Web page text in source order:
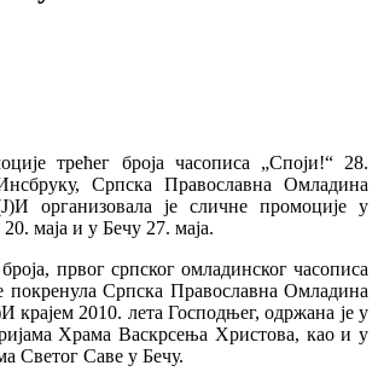
трећег броја часописа „Споји!“ 28.
Српска Православна Омладина
организовала је сличне промоције у
маја и у Бечу 27. маја.
првог српског омладинског часописа
покренула Српска Православна Омладина
2010. лета Господњег, одржана је у
Храма Васкрсења Христова, као и у
Светог Саве у Бечу.